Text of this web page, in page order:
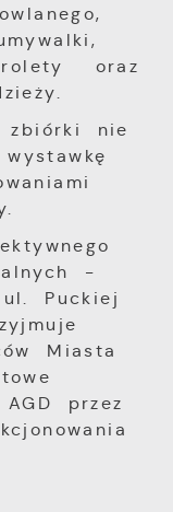
rolety oraz
zbiórki nie
-
Puckiej
Miasta
przez